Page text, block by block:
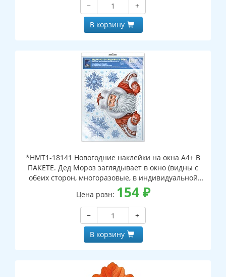
−
+
В корзину
*НМТ1-18141 Новогодние наклейки на окна А4+ В
ПАКЕТЕ. Дед Мороз заглядывает в окно (видны с
обеих сторон, многоразовые, в индивидуальной
упаковке, с европодвесом и клеевым клапаном)
Цена розн: 154₽
−
+
В корзину